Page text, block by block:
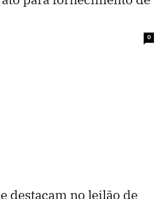
0
destacam no leilão de